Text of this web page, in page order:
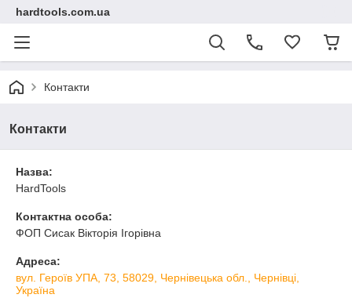
hardtools.com.ua
Контакти
Контакти
Назва:
HardTools
Контактна особа:
ФОП Сисак Вікторія Ігорівна
Адреса:
вул. Героїв УПА, 73, 58029, Чернівецька обл., Чернівці,
Україна